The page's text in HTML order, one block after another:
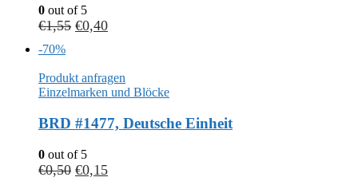
0 out of 5
€1,55 €0,40
-70%
Produkt anfragen
Einzelmarken und Blöcke
BRD #1477, Deutsche Einheit
0 out of 5
€0,50 €0,15